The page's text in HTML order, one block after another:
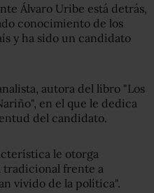
Álvaro Uribe está detrás,
conocimiento de los
y ha sido un candidato
autora del libro "Los
en el que le dedica
del candidato.
le otorga
frente a
vivido de la política".